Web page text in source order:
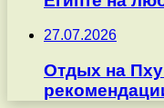
27.07.2026
Отдых на